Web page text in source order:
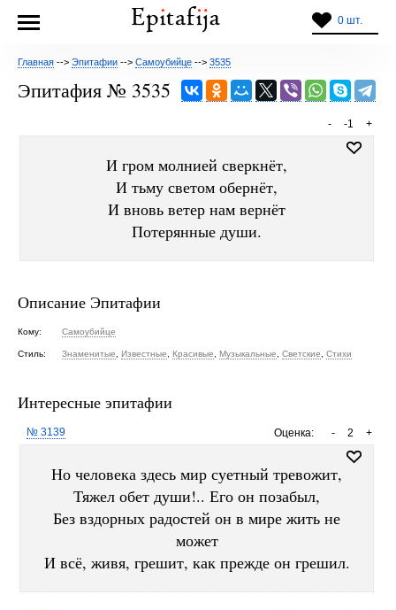
0 шт.
Главная --> Эпитафии --> Самоубийце --> 3535
Эпитафия № 3535
+
-1
-
И гром молнией сверкнёт,
И тьму светом обернёт,
И вновь ветер нам вернёт
Потерянные души.
Описание Эпитафии
Кому: Самоубийце
Стиль: Знаменитые Известные Красивые Музыкальные Светские Стихи
Интересные эпитафии
Оценка: +
2
-
№ 3139
Но человека здесь мир суетный тревожит,
Тяжел обет души!.. Его он позабыл,
Без вздорных радостей он в мире жить не
может
И всё, живя, грешит, как прежде он грешил.